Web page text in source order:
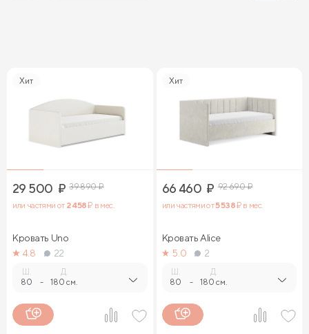
Хит
29 500 ₽ 39 890₽
или частями от 2 458₽ в мес.
Кровать Uno
4.8
22
Ш.
80 -
Д.
180 см.
Хит
66 460 ₽ 92 690₽
или частями от5 538₽ в мес.
Кровать Alice
5.0
2
Ш.
80 -
Д.
180 см.